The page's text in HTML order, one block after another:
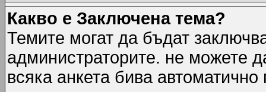
Какво е Заключена тема?
Темите могат да бъдат
администраторите. не можете
всяка анкета бива